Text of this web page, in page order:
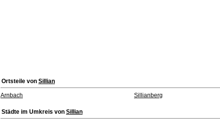
Ortsteile von Sillian
Arnbach Sillianberg
Städte im Umkreis von Sillian